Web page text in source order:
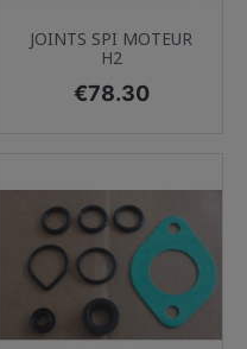
JOINTS SPI MOTEUR
H2
Price
€78.30